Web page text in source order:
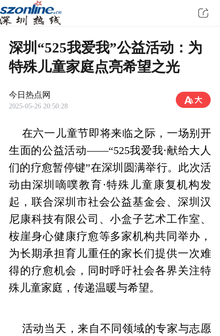
深圳“525我爱我”公益活动：为
特殊儿童家庭点亮希望之光
今日热点网
2025-05-26 20:50:28
在六一儿童节即将来临之际，一场别开
生面的公益活动——“525我爱我·献给大人
们的疗愈暂停键”在深圳圆满举行。此次活
动由深圳嘀噗教育·特殊儿童康复机构发
起，联合深圳市社会公益基金会、深圳汉
尼康科技有限公司、小盒子艺术工作室、
桉崖身心健康疗愈等多家机构共同举办，
为长期承担育儿重任的家长们提供一次难
得的疗愈机会，同时呼吁社会各界关注特
殊儿童家庭，传递温暖与希望。
活动当天，来自不同领域的专家与志愿